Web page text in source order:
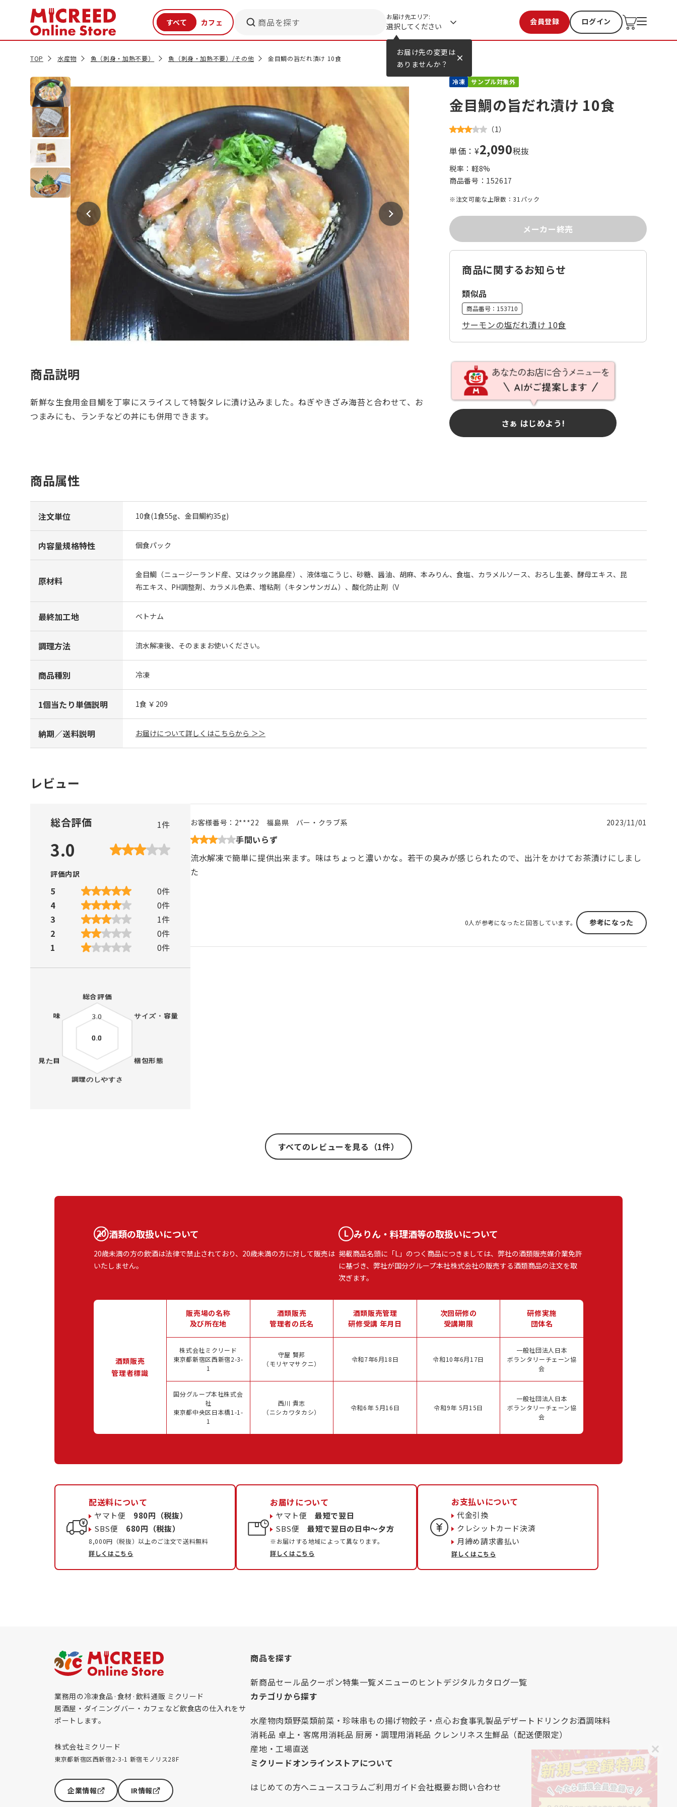
お届け先の変更は
ありませんか？
商品を探す お届け先エリア:
選択してください 会員登録 ログイン
お気に入り 過去購入
TOP 水産物 魚（刺身・加熱不要） 魚（刺身・加熱不要）/その他 金目鯛の旨だれ漬け 10食
冷凍 サンプル対象外
金目鯛の旨だれ漬け 10食
（1）
単価：¥2,090税抜
税率：軽8%
商品番号： 152617
※注文可能な上限数：31パック
メーカー終売
商品に関するお知らせ
類似品
商品番号： 153710
サーモンの塩だれ漬け 10食
さぁ はじめよう!
商品説明
新鮮な生食用金目鯛を丁寧にスライスして特製タレに漬け込みました。ねぎやきざみ海苔と合わせて、お
つまみにも、ランチなどの丼にも併用できます。
商品属性
注文単位 10食(1食55g、金目鯛約35g)
内容量規格特性 個食パック
原材料
金目鯛（ニュージーランド産、又はクック諸島産）、液体塩こうじ、砂糖、醤油、胡麻、本みりん、食塩、カラメルソース、おろし生姜、酵母エキス、昆
布エキス、PH調整剤、カラメル色素、増粘剤（キタンサンガム）、酸化防止剤（V
最終加工地 ベトナム
調理方法 流水解凍後、そのままお使いください。
商品種別 冷凍
1個当たり単価説明 1食 ￥209
納期／送料説明 お届けについて詳しくはこちらから ＞＞
レビュー
総合評価 1件
3.0
評価内訳
5 0件
4
0件
3
1件
2
0件
1
0件
お客様番号： 2***22 福島県 バー・クラブ系 2023/11/01
手間いらず
流水解凍で簡単に提供出来ます。味はちょっと濃いかな。若干の臭みが感じられたので、出汁をかけてお茶漬けにしまし
た
0人が参考になったと回答しています。 参考になった
すべてのレビューを見る（1件）
酒類の取扱いについて
20歳未満の方の飲酒は法律で禁止されており、20歳未満の方に対して販売は
いたしません。
みりん・料理酒等の取扱いについて
掲載商品名頭に「L」のつく商品につきましては、弊社の酒類販売媒介業免許
に基づき、弊社が国分グループ本社株式会社の販売する酒類商品の注文を取
次ぎます。
酒類販売
管理者標識
販売場の名称
及び所在地
酒類販売
管理者の氏名
酒類販売管理
研修受講 年月日
次回研修の
受講期限
研修実施
団体名
株式会社ミクリード
東京都新宿区西新宿2-3-
1
守屋 賢邦
（モリヤマサクニ）
令和7年6月18日 令和10年6月17日
一般社団法人日本
ボランタリーチェーン協
会
国分グループ本社株式会
社
東京都中央区日本橋1-1-
1
西川 貴志
（ニシカワタカシ）
令和6年 5月16日 令和9年 5月15日
一般社団法人日本
ボランタリーチェーン協
会
配送料について
ヤマト便 980円（税抜）
SBS便 680円（税抜）
8,000円（税抜）以上のご注文で送料無料
詳しくはこちら
お届けについて
ヤマト便最短で翌日
SBS便最短で翌日の日中〜夕方
※お届けする地域によって異なります。
詳しくはこちら
お支払いについて
代金引換
クレシットカード決済
月締め請求書払い
詳しくはこちら
業務用の冷凍食品·食材·飲料通販 ミクリード
居酒屋・ダイニングバー・カフェなど飲食店の仕入れをサ
ポートします。
株式会社ミクリード
東京都新宿区西新宿2-3-1 新宿モノリス28F
企業情報 IR情報
商品を探す
新商品セール品クーポン特集一覧メニューのヒントデジタルカタログ一覧
カテゴリから探す
水産物肉類野菜類前菜・珍味串もの揚げ物餃子・点心お食事乳製品デザート ドリンクお酒調味料
消耗品 卓上・客席用消耗品 厨房・調理用消耗品 クレンリネス生鮮品（配送便限定）
産地・工場直送
ミクリードオンラインストアについて
はじめての方へニュースコラムご利用ガイド会社概要お問い合わせ